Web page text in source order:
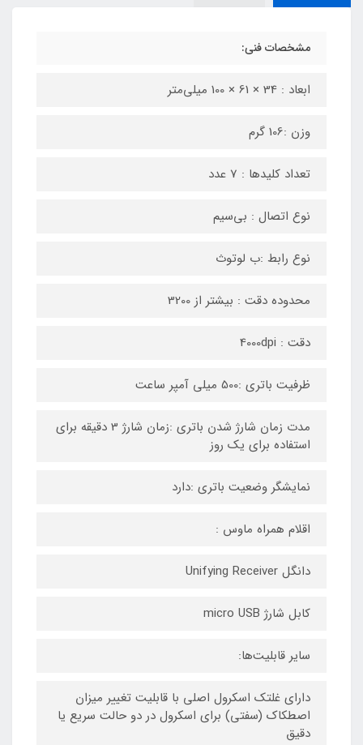
مشخصات فنی:
ابعاد : 34 × 61 × 100 میلی‌متر
وزن :106 گرم
تعداد کلیدها : 7 عدد
نوع اتصال : بی‌سیم
نوع رابط :ب لوتوث
محدوده دقت : بیشتر از 3200
دقت : 4000dpi
ظرفیت باتری :500 میلی آمپر ساعت
مدت زمان شارژ شدن باتری :زمان شارژ 3 دقیقه برای
استفاده برای یک روز
نمایشگر وضعیت باتری :دارد
اقلام همراه ماوس :
دانگل Unifying Receiver
کابل شارژ micro USB
سایر قابلیت‌ها:
دارای غلتک اسکرول اصلی با قابلیت تغییر میزان
اصطکاک (سفتی) برای اسکرول در دو حالت سریع یا
دقیق